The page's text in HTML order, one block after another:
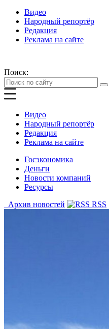
Видео
Народный репортёр
Редакция
Реклама на сайте
Поиск:
Видео
Народный репортёр
Редакция
Реклама на сайте
Госэкономика
Деньги
Новости компаний
Ресурсы
Архив новостей
RSS